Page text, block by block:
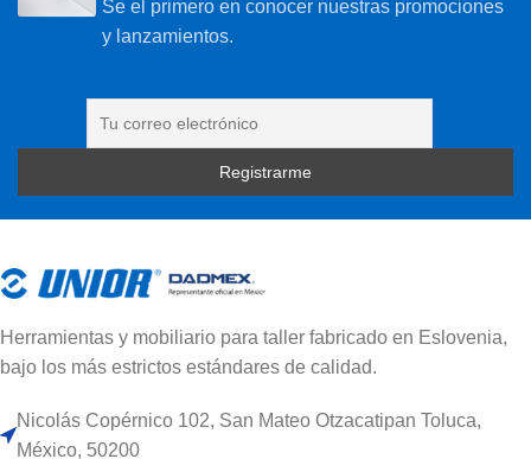
Se el primero en conocer nuestras promociones
y lanzamientos.
Herramientas y mobiliario para taller fabricado en Eslovenia,
bajo los más estrictos estándares de calidad.
Nicolás Copérnico 102, San Mateo Otzacatipan Toluca,
México, 50200